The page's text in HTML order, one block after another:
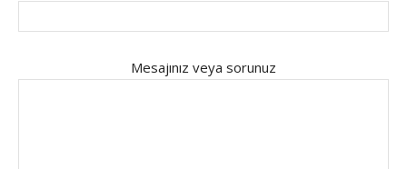
Mesajınız veya sorunuz